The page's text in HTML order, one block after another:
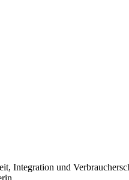
Integration und